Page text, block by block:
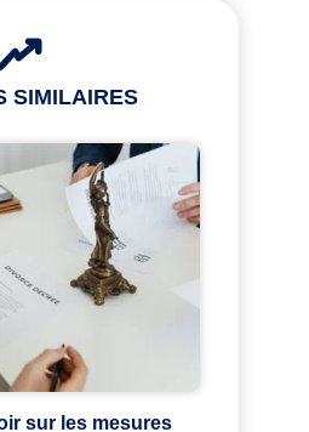
SIMILAIRES
sur les mesures